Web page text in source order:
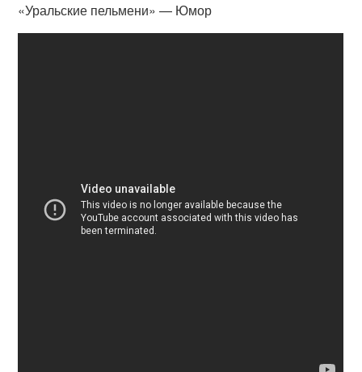
«Уральские пельмени» — Юмор